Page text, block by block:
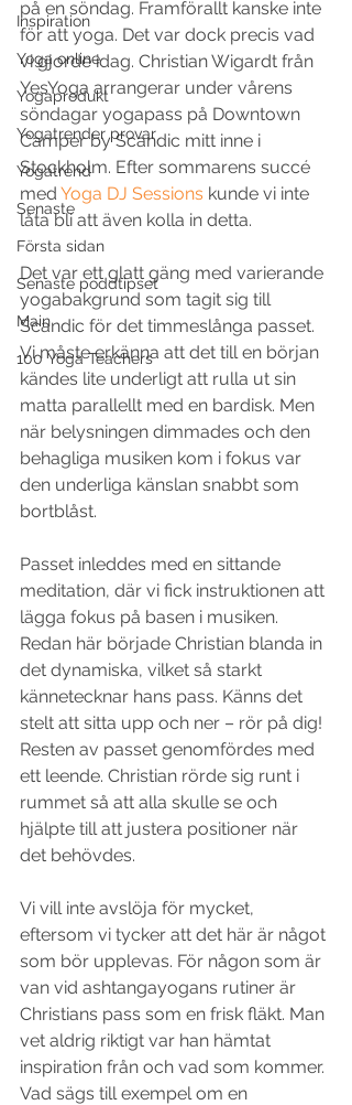
Inspiration
Yoga online
Yogaprodukt
Yogatrender provar
Yogatrend
Senaste
Första sidan
Senaste poddtipset
Main
100 Yoga Teachers
på en söndag. Framförallt kanske inte
för att yoga. Det var dock precis vad
vi gjorde idag. Christian Wigardt från
YesYoga arrangerar under vårens
söndagar yogapass på Downtown
Camper by Scandic mitt inne i
Stockholm. Efter sommarens succé
med Yoga DJ Sessions kunde vi inte
låta bli att även kolla in detta.
Det var ett glatt gäng med varierande
yogabakgrund som tagit sig till
Scandic för det timmeslånga passet.
Vi måste erkänna att det till en början
kändes lite underligt att rulla ut sin
matta parallellt med en bardisk. Men
när belysningen dimmades och den
behagliga musiken kom i fokus var
den underliga känslan snabbt som
bortblåst.
Passet inleddes med en sittande
meditation, där vi fick instruktionen att
lägga fokus på basen i musiken.
Redan här började Christian blanda in
det dynamiska, vilket så starkt
kännetecknar hans pass. Känns det
stelt att sitta upp och ner – rör på dig!
Resten av passet genomfördes med
ett leende. Christian rörde sig runt i
rummet så att alla skulle se och
hjälpte till att justera positioner när
det behövdes.
Vi vill inte avslöja för mycket,
eftersom vi tycker att det här är något
som bör upplevas. För någon som är
van vid ashtangayogans rutiner är
Christians pass som en frisk fläkt. Man
vet aldrig riktigt var han hämtat
inspiration från och vad som kommer.
Vad sägs till exempel om en